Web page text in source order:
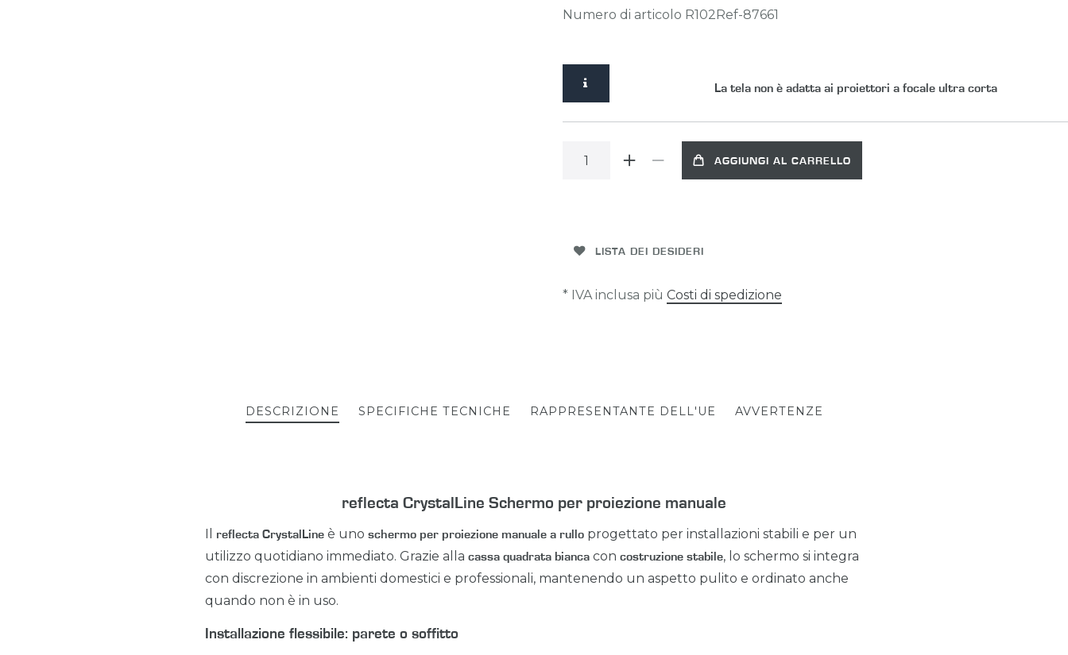
Numero di articolo R102Ref-87661
La tela non è adatta ai proiettori a focale ultra corta
AGGIUNGI AL CARRELLO
LISTA DEI DESIDERI
* IVA inclusa più Costi di spedizione
DESCRIZIONE SPECIFICHE TECNICHE RAPPRESENTANTE DELL'UE AVVERTENZE
reflecta CrystalLine Schermo per proiezione manuale
Il reflecta CrystalLine è uno schermo per proiezione manuale a rullo progettato per installazioni stabili e per un
utilizzo quotidiano immediato. Grazie alla cassa quadrata bianca con costruzione stabile, lo schermo si integra
con discrezione in ambienti domestici e professionali, mantenendo un aspetto pulito e ordinato anche
quando non è in uso.
Installazione flessibile: parete o soffitto